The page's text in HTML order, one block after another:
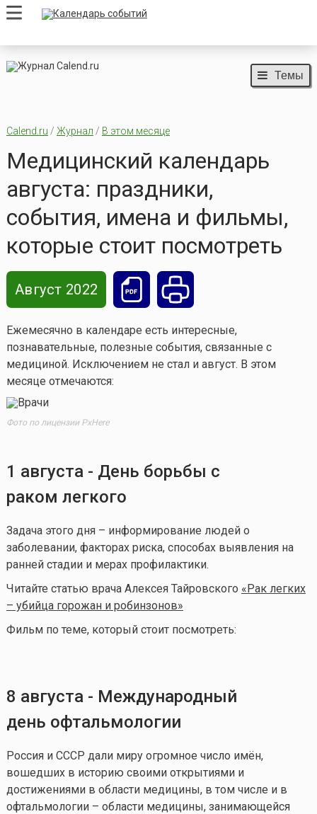
Темы
Calend.ru / Журнал / В этом месяце
Медицинский календарь
августа: праздники,
события, имена и фильмы,
которые стоит посмотреть
Август 2022
Ежемесячно в календаре есть интересные,
познавательные, полезные события, связанные с
медициной. Исключением не стал и август. В этом
месяце отмечаются:
Фото по лицензии PxHere
1 августа - День борьбы с
раком легкого
Задача этого дня – информирование людей о
заболевании, факторах риска, способах выявления на
ранней стадии и мерах профилактики.
Читайте статью врача Алексея Тайровского «Рак легких
– убийца горожан и робинзонов»
Фильм по теме, который стоит посмотреть:
8 августа - Международный
день офтальмологии
Россия и СССР дали миру огромное число имён,
вошедших в историю своими открытиями и
достижениями в области медицины, в том числе и в
офтальмологии – области медицины, занимающейся